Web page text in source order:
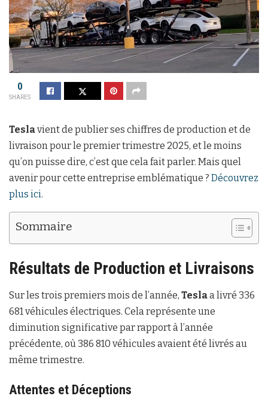
0
SHARES
Teslavient de publier ses chiffres de production et de
livraison pour le premier trimestre 2025, et le moins
qu’on puisse dire, c’est que cela fait parler. Mais quel
avenir pour cette entreprise emblématique ? Découvrez
plus ici.
Sommaire
Résultats de Production et Livraisons
Sur les trois premiers mois de l’année, Teslaa livré 336
681 véhicules électriques. Cela représente une
diminution significative par rapport à l’année
précédente, où 386 810 véhicules avaient été livrés au
même trimestre.
Attentes et Déceptions